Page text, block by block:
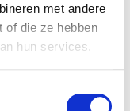
met andere
of die ze hebben
hun services.
VLOG:
WEER
TANDEN BLEKEN